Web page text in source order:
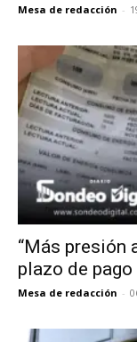
Mesa de redacción -
“Más presión
plazo de pago
Mesa de redacción -